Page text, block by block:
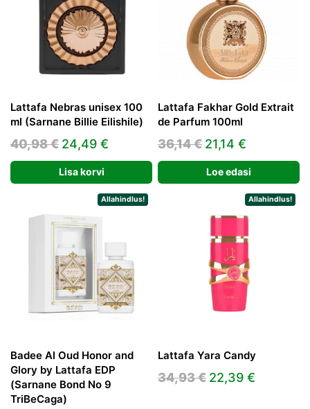
Lattafa Nebras unisex 100
ml (Sarnane Billie Eilishile)
40,98€ Algne
hind
oli:
40,98 €.
24,49 € Praegune
hind
on:
24,49 €.
Lisa korvi
Lattafa Fakhar Gold Extrait
de Parfum 100ml
36,14€ Algne
hind
oli:
36,14 €.
21,14 €
hind
on:
21,14 €.
Loe edasi
Allahindlus!
Badee Al Oud Honor and
Glory by Lattafa EDP
(Sarnane Bond No 9
TriBeCaga)
Allahindlus!
Lattafa Yara Candy
34,93€ Algne
22,39 €